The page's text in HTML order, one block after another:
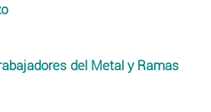
del Metal y Ramas